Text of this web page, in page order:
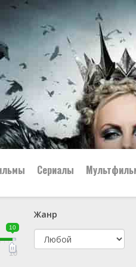
👨‍✈️ Военный
Сериалы
10
10
Жанр